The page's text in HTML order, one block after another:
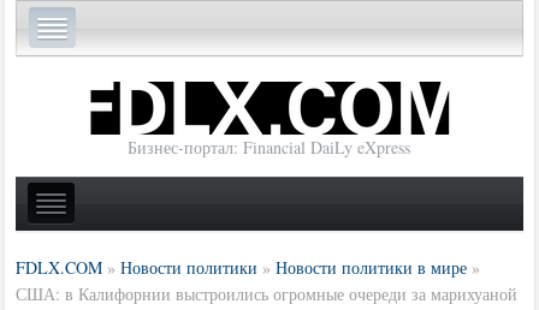
Бизнес-портал: Financial DaiLy eXpress
FDLX.COM »Новости политики »Новости политики в мире »
США: в Калифорнии выстроились огромные очереди за марихуаной